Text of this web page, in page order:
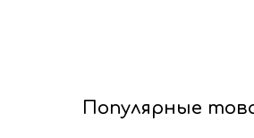
Популярные